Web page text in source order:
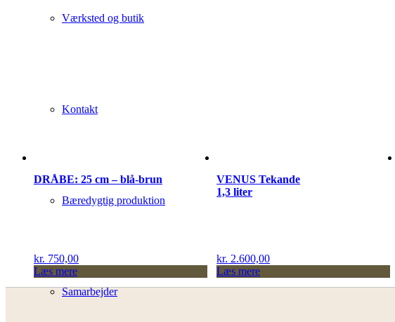
Værksted og butik
Kontakt
Bæredygtig produktion
Samarbejder
DRÅBE: 25 cm – blå-brun
kr. 750,00
Læs mere
VENUS Tekande
1,3 liter
kr. 2.600,00
Læs mere